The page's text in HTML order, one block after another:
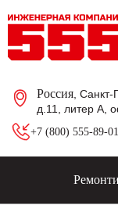
Россия ,
д.11, литер А,
+7 (800) 555-89-01